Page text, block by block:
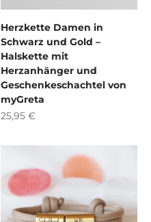
Herzkette Damen in
Schwarz und Gold –
Halskette mit
Herzanhänger und
Geschenkeschachtel von
myGreta
Angebot
25,95 €